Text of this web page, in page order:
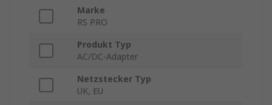
Marke
RS PRO
Produkt Typ
AC/DC-Adapter
Netzstecker Typ
UK, EU